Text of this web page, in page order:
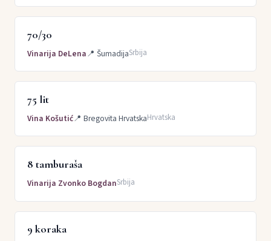
70/30
Vinarija DeLena📍 ŠumadijaSrbija
75 lit
Vina Košutić📍 Bregovita HrvatskaHrvatska
8 tamburaša
Vinarija Zvonko BogdanSrbija
9 koraka